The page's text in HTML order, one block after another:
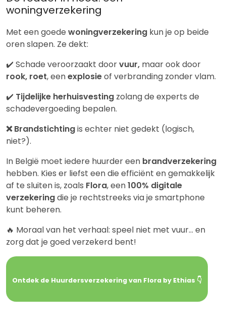
woningverzekering
Met een goede woningverzekering kun je op beide
oren slapen. Ze dekt:
✔️ Schade veroorzaakt doorvuur, maar ook door
rook, roet, eenexplosieof verbranding zonder vlam.
✔️ Tijdelijke herhuisvesting zolang de experts de
schadevergoeding bepalen.
❌ Brandstichtingis echter niet gedekt (logisch,
niet?).
In België moet iedere huurder een brandverzekering
hebben. Kies er liefst een die efficiënt en gemakkelijk
af te sluiten is, zoals Flora, een100% digitale
verzekeringdie je rechtstreeks via je smartphone
kunt beheren.
🔥 Moraal van het verhaal: speel niet met vuur… en
zorg dat je goed verzekerd bent!
Ontdek de Huurdersverzekering van Flora by Ethias 👇